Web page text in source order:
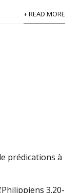
+ READ MORE
prédications à
3.20-